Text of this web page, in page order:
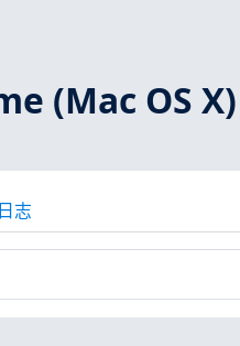
(Mac OS X)
志